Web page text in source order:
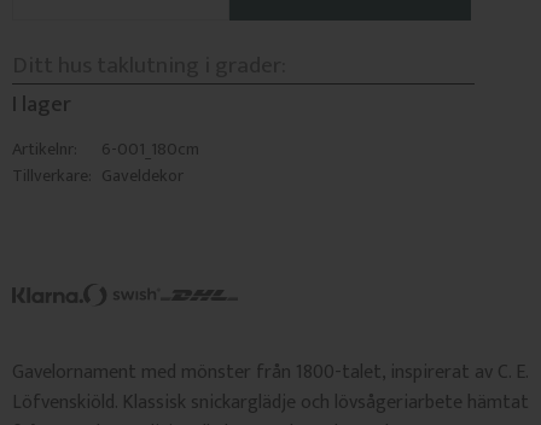
I lager
Artikelnr
6-001_180cm
Tillverkare Gaveldekor
Gavelornament med mönster från 1800-talet, inspirerat av C. E.
Löfvenskiöld. Klassisk snickarglädje och lövsågeriarbete hämtat